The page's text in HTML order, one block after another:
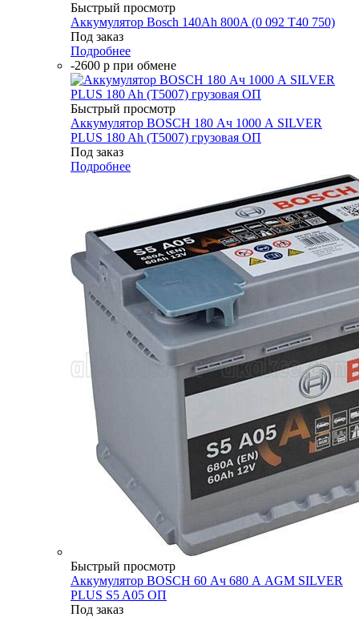
Быстрый просмотр
Аккумулятор Bosch 140Ah 800A (0 092 T40 750)
Под заказ
Подробнее
-2600 р при обмене
Быстрый просмотр
Аккумулятор BOSCH 180 Ач 1000 А SILVER
PLUS 180 Ah (T5007) грузовая ОП
Под заказ
Подробнее
Быстрый просмотр
Аккумулятор BOSCH 60 Ач 680 А AGM SILVER
PLUS S5 A05 ОП
Под заказ